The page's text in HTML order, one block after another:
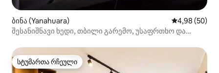
ბინა (Yanahuara) საშუალო
4,98 (50)
შესანიშნავი ხედი, თბილი გარემო, უსაფრთხო და
სტუმართა რჩეული
სტუმართა რჩეული